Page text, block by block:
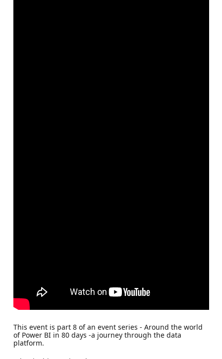
This event is part 8 of an event series - Around the world
of Power BI in 80 days -a journey through the data
platform.